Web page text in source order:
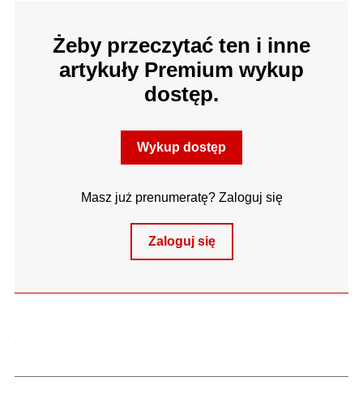
Żeby przeczytać ten i inne
artykuły Premium wykup
dostęp.
Wykup dostęp
Masz już prenumeratę? Zaloguj się
Zaloguj się